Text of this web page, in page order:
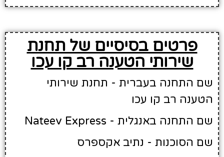
פרטים בסיסיים של תחנת
שירותי הטענה רב קו עכו
שם התחנה בעברית - תחנת שירותי
הטענה רב קו עכו
שם התחנה באנגלית - Nateev Express
שם הסוכנות - נתיב אקספרס